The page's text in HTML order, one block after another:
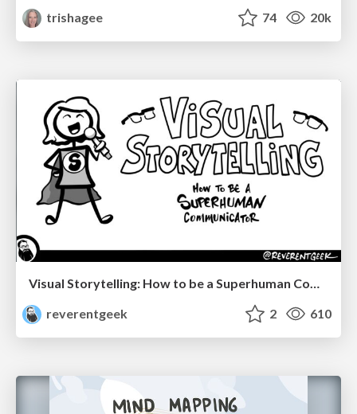
trishagee
74 20k
Visual Storytelling: How to be a Superhuman Communicator
reverentgeek
2 610